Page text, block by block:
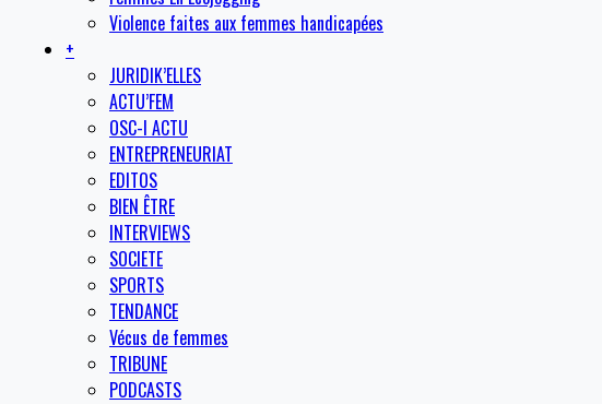
Violence faites aux femmes handicapées
+
JURIDIK’ELLES
ACTU’FEM
OSC-I ACTU
ENTREPRENEURIAT
EDITOS
BIEN ÊTRE
INTERVIEWS
SOCIETE
SPORTS
TENDANCE
Vécus de femmes
TRIBUNE
PODCASTS